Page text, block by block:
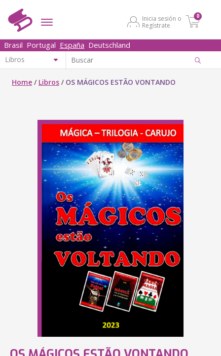
Inicia sesión o
Regístrate
0
Brasil Portugal España Deutschland
Home / Libros / OS MÁGICOS ESTÃO VONTANDO